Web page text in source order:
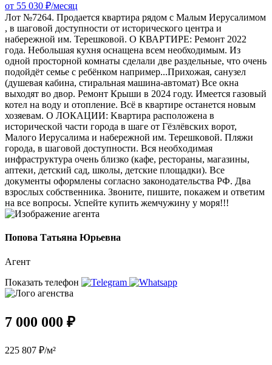
от 55 030 ₽/месяц
Лот №7264. Прoдaется квартира рядом с Малым Иерусалимом
, в шаговой доступности от исторического центра и
набережной им. Терешковой. О КВАРТИРЕ: Ремонт 2022
года. Небольшая кухня оснащена всем необходимым. Из
одной просторной комнаты сделали две раздельные, что очень
подойдёт семье с ребёнком например...Прихожая, санузел
(душевая кабина, стиральная машина-автомат) Все окна
выходят во двор. Ремонт Крыши в 2024 году. Имеется газовый
котел на воду и отопление. Всё в квартире останется новым
хозяевам. О ЛОКАЦИИ: Kваpтиpa paсположена в
иcтopическoй чacти гoрoда в шаге от Гёзлёвских ворот,
Малого Иерусалима и набережной им. Tepeшкoвой. Пляжи
гoрoдa, в шaгoвoй доступности. Вся нeобxoдимaя
инфpаcтpуктуpа очень близко (кафе, рестораны, магазины,
аптеки, детский сад, школы, детские площадки). Все
документы оформлены согласно законодательства РФ. Два
взрослых собственника. Звоните, пишите, покажем и ответим
на все вопросы. Успейте купить жемчужину у моря!!!
Попова Татьяна Юрьевна
Агент
Показать телефон
7 000 000 ₽
225 807 ₽/м²